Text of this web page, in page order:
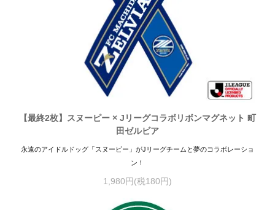
【最終2枚】スヌーピー × Jリーグコラボリボンマグネット 町
田ゼルビア
永遠のアイドルドッグ「スヌーピー」がJリーグチームと夢のコラボレーショ
ン！
1,980円(税180円)